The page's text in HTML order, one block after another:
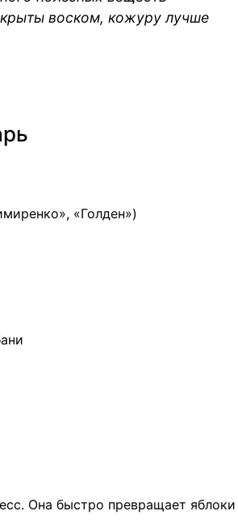
воском, кожуру лучше
«Голден»)
Она быстро превращает яблоки